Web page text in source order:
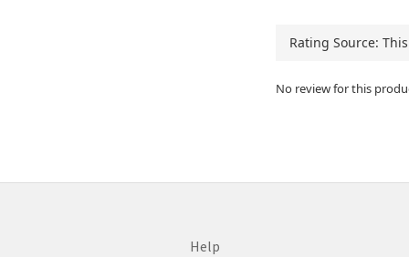
No review for this
Help